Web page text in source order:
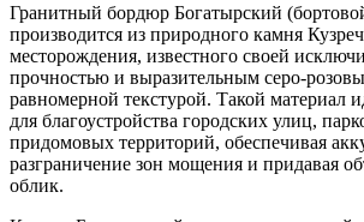
Гранитный бордюр Богатырский
производится из природного камня
месторождения, известного своей
прочностью и выразительным серо-
равномерной текстурой. Такой материал
для благоустройства городских улиц,
придомовых территорий, обеспечивая
разграничение зон мощения и придавая
облик.